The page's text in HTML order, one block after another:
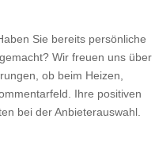
Sie bereits persönliche
Wir freuen uns über
ob beim Heizen,
Ihre positiven
bei der Anbieterauswahl.
so geben Sie diese bitte mit